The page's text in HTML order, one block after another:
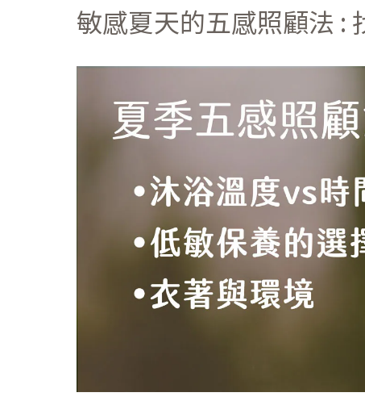
敏感夏天的五感照顧法 :